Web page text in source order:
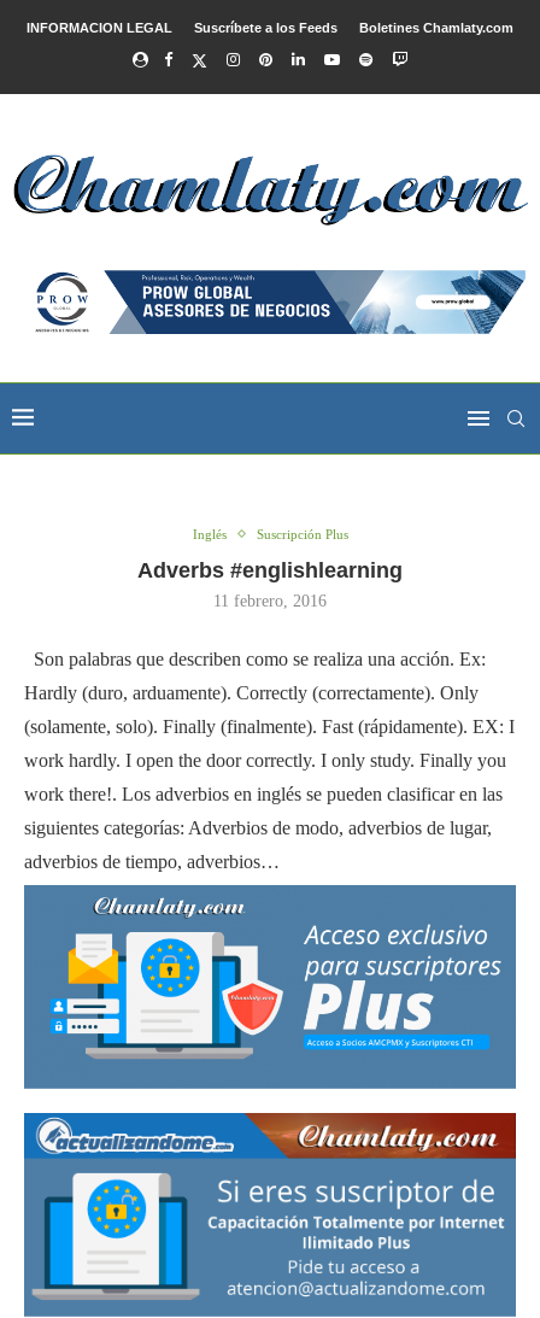
INFORMACION LEGAL Suscríbete a los Feeds Boletines Chamlaty.com
Inglés Suscripción Plus
Adverbs #englishlearning
11 febrero, 2016
Son palabras que describen como se realiza una acción. Ex:
Hardly (duro, arduamente). Correctly (correctamente). Only
(solamente, solo). Finally (finalmente). Fast (rápidamente). EX: I
work hardly. I open the door correctly. I only study. Finally you
work there!. Los adverbios en inglés se pueden clasificar en las
siguientes categorías: Adverbios de modo, adverbios de lugar,
adverbios de tiempo, adverbios…